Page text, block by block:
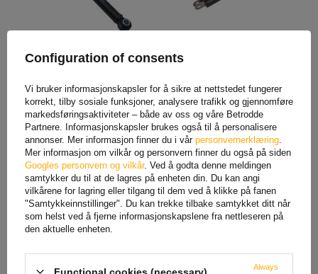
spjeld 2,8 VB / 1 3500 kg
1 452,19 NOKnetto
påløpsmekanisme/
555,68 NOKnetto
Configuration of consents
Vi bruker informasjonskapsler for å sikre at nettstedet fungerer
korrekt, tilby sosiale funksjoner, analysere trafikk og gjennomføre
markedsføringsaktiviteter – både av oss og våre Betrodde
Partnere. Informasjonskapsler brukes også til å personalisere
annonser. Mer informasjon finner du i vår personvernerklæring
Mer informasjon om vilkår og personvern finner du også på siden
Googles personvern og vilkår. Ved å godta denne meldingen
samtykker du til at de lagres på enheten din. Du kan angi
vilkårene for lagring eller tilgang til dem ved å klikke på fanen
"Samtykkeinnstillinger". Du kan trekke tilbake samtykket ditt når
som helst ved å fjerne informasjonskapslene fra nettleseren på
den aktuelle enheten.
Functional cookies (necessary)
Always